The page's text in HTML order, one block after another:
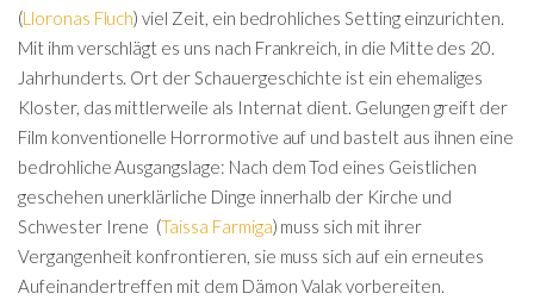
(Lloronas Fluch) viel Zeit, ein bedrohliches Setting einzurichten.
Mit ihm verschlägt es uns nach Frankreich, in die Mitte des 20.
Jahrhunderts. Ort der Schauergeschichte ist ein ehemaliges
Kloster, das mittlerweile als Internat dient. Gelungen greift der
Film konventionelle Horrormotive auf und bastelt aus ihnen eine
bedrohliche Ausgangslage: Nach dem Tod eines Geistlichen
geschehen unerklärliche Dinge innerhalb der Kirche und
Schwester Irene (Taissa Farmiga) muss sich mit ihrer
Vergangenheit konfrontieren, sie muss sich auf ein erneutes
Aufeinandertreffen mit dem Dämon Valak vorbereiten.